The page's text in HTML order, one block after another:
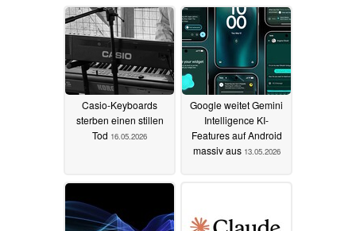
Casio-Keyboards
sterben einen stillen
Tod 16.05.2026
Google weitet Gemini
Intelligence KI-
Features auf Android
massiv aus 13.05.2026